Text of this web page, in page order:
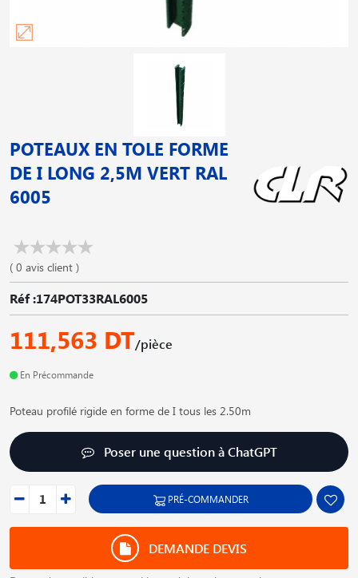
POTEAUX EN TOLE FORME
DE I LONG 2,5M VERT RAL
6005
( 0 avis client )
Réf :174POT33RAL6005
111,563 DT/pièce
En Précommande
Poteau profilé rigide en forme de I tous les 2.50m
Poser une question à ChatGPT
PRÉ-COMMANDER
DEMANDE DEVIS